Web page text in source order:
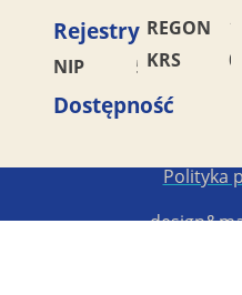
Rejestry
NIP 5782449856
REGON
KRS
Dostępność
Polityka